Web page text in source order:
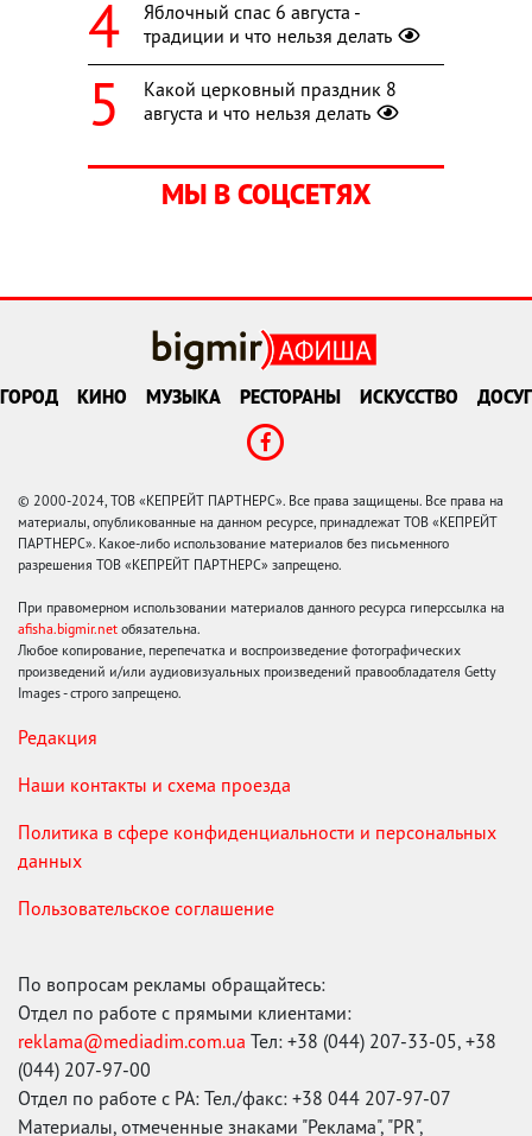
Яблочный спас 6 августа -
традиции и что нельзя делать
Какой церковный праздник 8
августа и что нельзя делать
МЫ В СОЦСЕТЯХ
ГОРОД КИНО МУЗЫКА РЕСТОРАНЫ ИСКУССТВО ДОСУГ
© 2000-2024, ТОВ «КЕПРЕЙТ ПАРТНЕРС». Все права защищены. Все права на
материалы, опубликованные на данном ресурсе, принадлежат ТОВ «КЕПРЕЙТ
ПАРТНЕРС». Какое-либо использование материалов без письменного
разрешения ТОВ «КЕПРЕЙТ ПАРТНЕРС» запрещено.
При правомерном использовании материалов данного ресурса гиперссылка на
afisha.bigmir.net обязательна.
Любое копирование, перепечатка и воспроизведение фотографических
произведений и/или аудиовизуальных произведений правообладателя Getty
Images - строго запрещено.
Редакция
Наши контакты и схема проезда
Политика в сфере конфиденциальности и персональных
данных
Пользовательское соглашение
По вопросам рекламы обращайтесь:
Отдел по работе с прямыми клиентами:
reklama@mediadim.com.ua Тел: +38 (044) 207-33-05, +38
(044) 207-97-00
Отдел по работе с РА: Тел./факс: +38 044 207-97-07
Материалы, отмеченные знаками "Реклама", "PR",